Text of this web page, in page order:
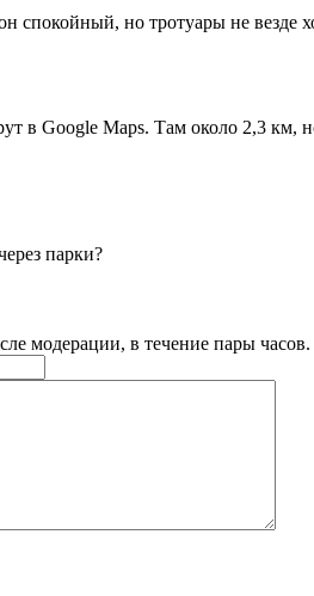
спокойный, но тротуары не везде
в Google Maps. Там около 2,3
парки?
модерации, в течение пары часов.